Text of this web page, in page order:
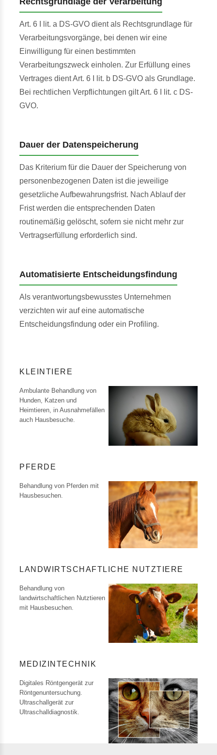
Art. 6 I lit. a DS-GVO dient als Rechtsgrundlage für
Verarbeitungsvorgänge, bei denen wir eine
Einwilligung für einen bestimmten
Verarbeitungszweck einholen. Zur Erfüllung eines
Vertrages dient Art. 6 I lit. b DS-GVO als Grundlage.
Bei rechtlichen Verpflichtungen gilt Art. 6 I lit. c DS-
GVO.
Dauer der Datenspeicherung
Das Kriterium für die Dauer der Speicherung von
personenbezogenen Daten ist die jeweilige
gesetzliche Aufbewahrungsfrist. Nach Ablauf der
Frist werden die entsprechenden Daten
routinemäßig gelöscht, sofern sie nicht mehr zur
Vertragserfüllung erforderlich sind.
Automatisierte Entscheidungsfindung
Als verantwortungsbewusstes Unternehmen
verzichten wir auf eine automatische
Entscheidungsfindung oder ein Profiling.
KLEINTIERE
Ambulante Behandlung von
Hunden, Katzen und
Heimtieren, in Ausnahmefällen
auch Hausbesuche.
PFERDE
Behandlung von Pferden mit
Hausbesuchen.
LANDWIRTSCHAFTLICHE NUTZTIERE
Behandlung von
landwirtschaftlichen Nutztieren
mit Hausbesuchen.
MEDIZINTECHNIK
Digitales Röntgengerät zur
Röntgenuntersuchung.
Ultraschallgerät zur
Ultraschalldiagnostik.